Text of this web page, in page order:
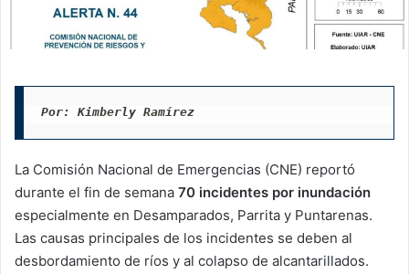
Por: Kimberly Ramírez
La Comisión Nacional de Emergencias (CNE) reportó
durante el fin de semana 70 incidentes por inundación
especialmente en Desamparados, Parrita y Puntarenas.
Las causas principales de los incidentes se deben al
desbordamiento de ríos y al colapso de alcantarillados.